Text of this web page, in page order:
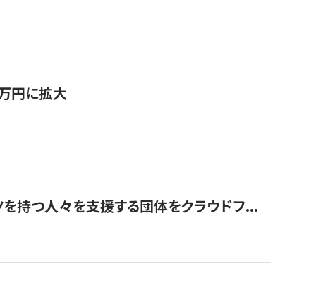
円に拡大
持つ人々を支援する団体をクラウドフ...